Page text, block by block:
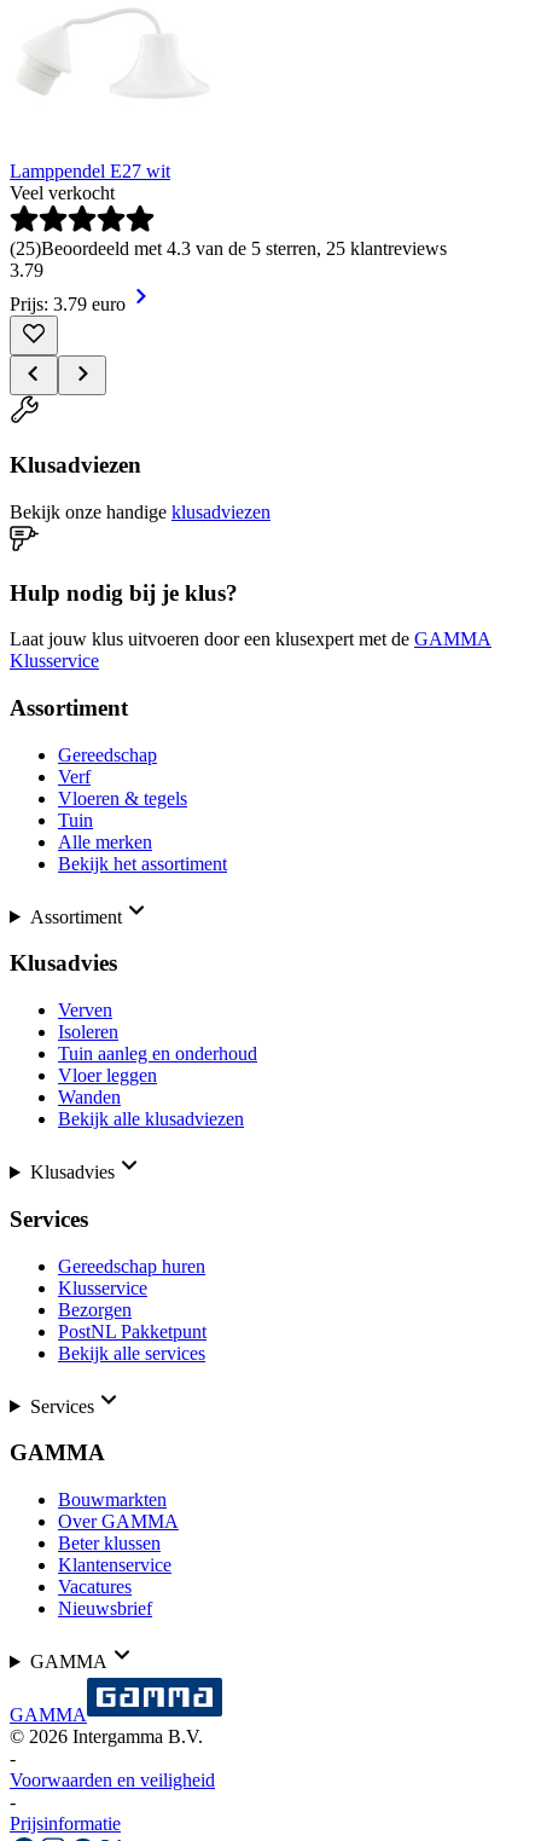
Lamppendel E27 wit
Veel verkocht
(25)Beoordeeld met 4.3 van de 5 sterren, 25 klantreviews
3.79
Prijs: 3.79 euro
Klusadviezen
Bekijk onze handige klusadviezen
Hulp nodig bij je klus?
Laat jouw klus uitvoeren door een klusexpert met de GAMMA
Klusservice
Assortiment
Gereedschap
Verf
Vloeren & tegels
Tuin
Alle merken
Bekijk het assortiment
Assortiment
Klusadvies
Verven
Isoleren
Tuin aanleg en onderhoud
Vloer leggen
Wanden
Bekijk alle klusadviezen
Klusadvies
Services
Gereedschap huren
Klusservice
Bezorgen
PostNL Pakketpunt
Bekijk alle services
Services
GAMMA
Bouwmarkten
Over GAMMA
Beter klussen
Klantenservice
Vacatures
Nieuwsbrief
GAMMA
GAMMA
© 2026 Intergamma B.V.
-
Voorwaarden en veiligheid
-
Prijsinformatie